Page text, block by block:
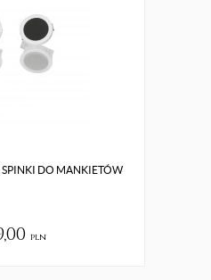
SPINKI DO MANKIETÓW
pln